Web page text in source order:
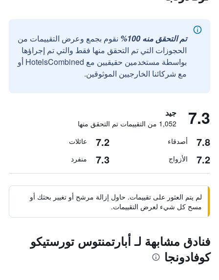
تم التحقق منه 100%
نقوم بجمع وعرض التقييمات من
الحجوزات التي تم التحقق منها فقط والتي تم إجراؤها
بواسطة مستخدمين حقيقيين مع HotelsCombined أو
مع شركائنا الخارجيين الموثوقين.
7.3 جيد
1,052 من التقييمات تم التحقق منها
7.8 أصدقاء 7.2 عائلات
7.2 الأزواج 7.3 منفرد
لم يتم العثور على تقييمات. حاول إزالة مرشح أو تغيير بحثك أو
مسح كل شيء لعرض التقييمات.
فنادق مشابهة لـ أبارتمنتوس تورستيكو
كوفادونجا